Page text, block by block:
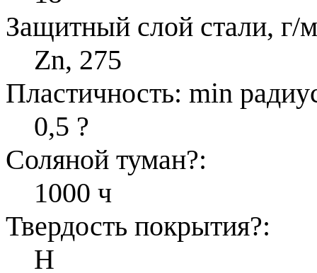
Защитный слой стали, г/
Zn, 275
Пластичность: min
0,5 ?
Соляной туман?:
1000 ч
Твердость покрытия?:
H